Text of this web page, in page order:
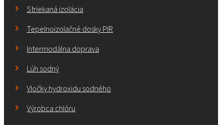
Striekaná izolácia
Tepelnoizolačné dosky PIR
Intermodálna doprava
Lúh sodný
Vločky hydroxidu sodného
Výrobca chlóru